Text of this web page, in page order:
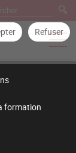
Refuser
formation